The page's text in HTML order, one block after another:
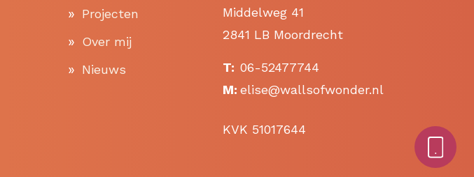
Projecten
Over mij
Nieuws
Middelweg 41
2841 LB Moordrecht
T: 06-52477744
M: elise@wallsofwonder.nl
KVK 51017644